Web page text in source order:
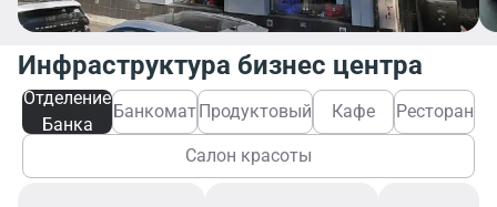
Инфраструктура бизнес центра
Отделение
Банка
БанкоматПродуктовый Кафе Ресторан
Салон красоты